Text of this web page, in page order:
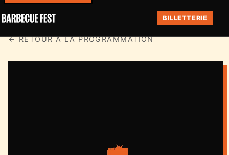
BILLETTERIE
← RETOUR À LA PROGRAMMATION